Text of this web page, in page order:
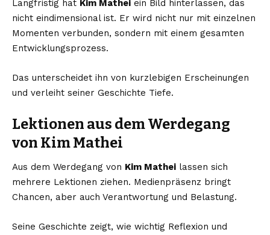
Langfristig hat Kim Mathei ein Bild hinterlassen, das
nicht eindimensional ist. Er wird nicht nur mit einzelnen
Momenten verbunden, sondern mit einem gesamten
Entwicklungsprozess.
Das unterscheidet ihn von kurzlebigen Erscheinungen
und verleiht seiner Geschichte Tiefe.
Lektionen aus dem Werdegang
von Kim Mathei
Aus dem Werdegang von Kim Mathei lassen sich
mehrere Lektionen ziehen. Medienpräsenz bringt
Chancen, aber auch Verantwortung und Belastung.
Seine Geschichte zeigt, wie wichtig Reflexion und